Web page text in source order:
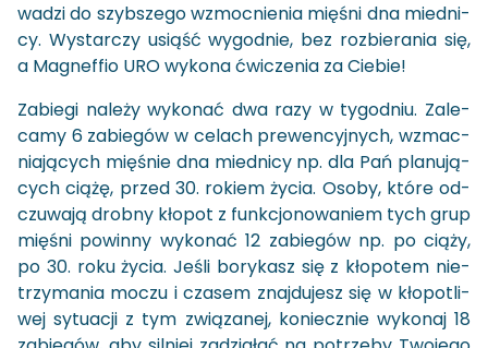
wa­dzi do szyb­sze­go wzmoc­nie­nia mię­śni dna mied­ni­
cy. Wy­star­czy usiąść wy­god­nie, bez roz­bie­ra­nia się,
a Ma­gnef­fio URO wy­ko­na ćwi­cze­nia za Cie­bie!
Za­bie­gi na­le­ży wy­ko­nać dwa razy w ty­go­dniu. Za­le­
ca­my 6 za­bie­gów w ce­lach pre­wen­cyj­nych, wzmac­
nia­ją­cych mię­śnie dna mied­ni­cy np. dla Pań pla­nu­ją­
cych ciążę, przed 30. ro­kiem życia. Osoby, które od­
czu­wa­ją drob­ny kło­pot z funk­cjo­no­wa­niem tych grup
mię­śni po­win­ny wy­ko­nać 12 za­bie­gów np. po ciąży,
po 30. roku życia. Jeśli bo­ry­kasz się z kło­po­tem nie­
trzy­ma­nia moczu i cza­sem znaj­du­jesz się w kło­po­tli­
wej sy­tu­acji z tym zwią­za­nej, ko­niecz­nie wy­ko­naj 18